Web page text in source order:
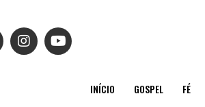
INÍCIO GOSPEL FÉ